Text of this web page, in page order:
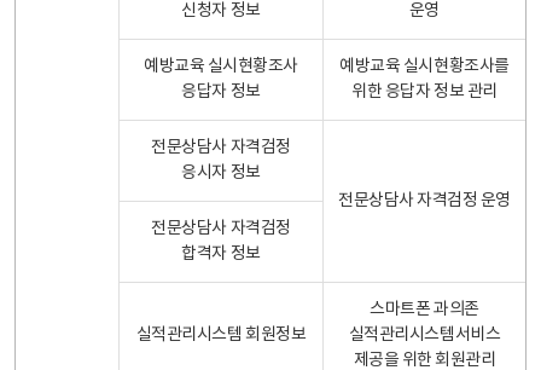
신청자 정보
운영
예방교육 실시현황조사
응답자 정보
예방교육 실시현황조사를
위한 응답자 정보 관리
전문상담사 자격검정
응시자 정보
전문상담사 자격검정 운영
전문상담사 자격검정
합격자 정보
실적관리시스템 회원정보
스마트폰 과의존
실적관리시스템서비스
제공을 위한 회원관리